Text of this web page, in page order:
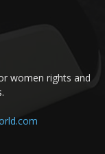
women rights and